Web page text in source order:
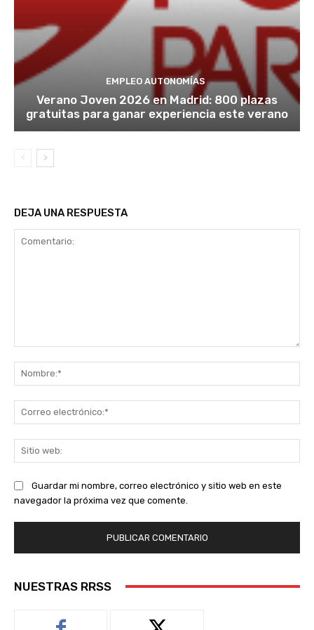
EMPLEO AUTONOMÍAS
Verano Joven 2026 en Madrid: 800 plazas
gratuitas para ganar experiencia este verano
DEJA UNA RESPUESTA
Guardar mi nombre, correo electrónico y sitio web en este
navegador la próxima vez que comente.
NUESTRAS RRSS